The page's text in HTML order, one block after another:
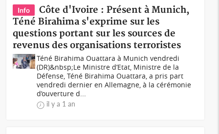
Info
Côte d'Ivoire : Présent à Munich,
Téné Birahima s'exprime sur les
questions portant sur les sources de
revenus des organisations terroristes
Téné Birahima Ouattara à Munich vendredi
(DR)&nbsp;Le Ministre d’Etat, Ministre de la
Défense, Téné Birahima Ouattara, a pris part
vendredi dernier en Allemagne, à la cérémonie
d’ouverture d...
il y a 1 an